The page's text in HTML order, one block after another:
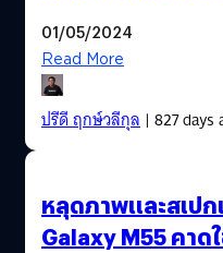
01/05/2024
Read More
ปรีดี ฤกษ์วลีกุล| 827 days
หลุดภาพและสเป
Galaxy M55 คาด